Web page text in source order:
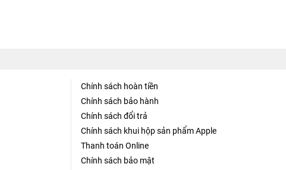
Chính sách hoàn tiền
Chính sách bảo hành
Chính sách đổi trả
Chính sách khui hộp sản phẩm Apple
Thanh toán Online
Chính sách bảo mật